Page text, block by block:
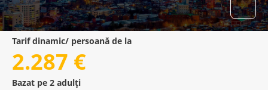
Tarif dinamic/ persoană de la
2.287 €
Bazat pe 2 adulți